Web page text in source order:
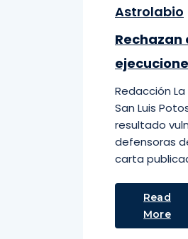
Astrolabio
Redacción
San Luis
resultado
defensoras
carta
Read
More